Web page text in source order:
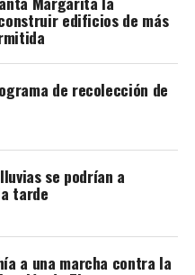
en la delegación
Crónicos de
de Buenos Aires
En el caso de
en el Hospital
edificios de más
de recolección de
se podrían a
tarde
a una marcha contra la